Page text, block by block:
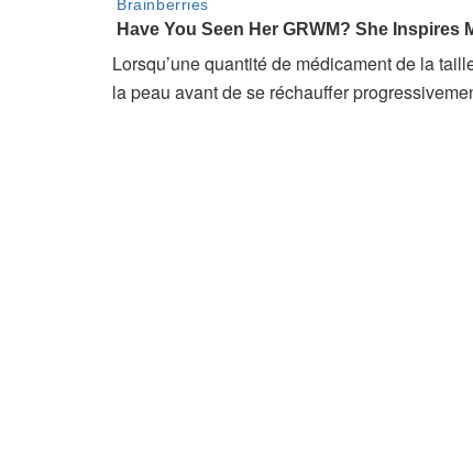
Lorsqu’une quantité de médicament de la
la peau avant de se réchauffer